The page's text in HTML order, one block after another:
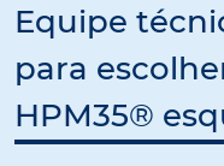
Equipe
para
HPM35®